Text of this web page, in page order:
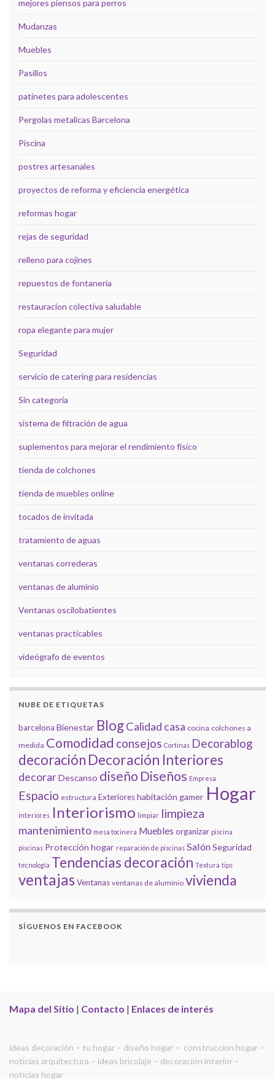
mejores piensos para perros
Mudanzas
Muebles
Pasillos
patinetes para adolescentes
Pergolas metalicas Barcelona
Piscina
postres artesanales
proyectos de reforma y eficiencia energética
reformas hogar
rejas de seguridad
relleno para cojines
repuestos de fontanería
restauracion colectiva saludable
ropa elegante para mujer
Seguridad
servicio de catering para residencias
Sin categoría
sistema de filtración de agua
suplementos para mejorar el rendimiento físico
tienda de colchones
tienda de muebles online
tocados de invitada
tratamiento de aguas
ventanas correderas
ventanas de aluminio
Ventanas oscilobatientes
ventanas practicables
videógrafo de eventos
NUBE DE ETIQUETAS
barcelona Bienestar BlogCalidad casa cocina colchones a
medida Comodidad consejos Cortinas Decorablog
decoración Decoración Interiores
decorarDescanso diseño Diseños Empresa
Espacio estructura Exterioreshabitación gamer Hogar
interiores Interiorismo limpiar limpieza
mantenimiento mesa tocinera Muebles organizar piscina
piscinas Protección hogar reparación de piscinas SalónSeguridad
tecnología Tendencias decoración Textura tips
ventajasVentanas ventanas de aluminio vivienda
SÍGUENOS EN FACEBOOK
Mapa del Sitio | Contacto | Enlaces de interés
ideas decoración – tu hogar – diseño hogar – construccion hogar –
noticias arquitectura – ideas bricolaje – decoración interior –
noticias hogar